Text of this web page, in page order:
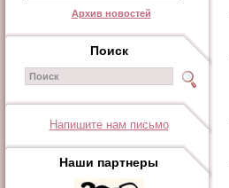
Архив новостей
Поиск
Напишите нам письмо
Наши партнеры